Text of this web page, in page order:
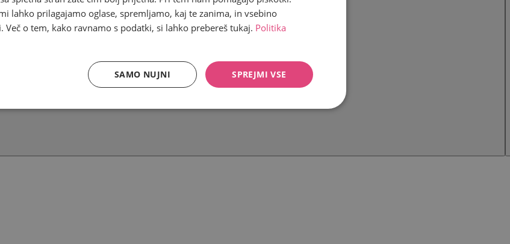
lahko prilagajamo oglase, spremljamo, kaj te zanima, in vsebino
Več o tem, kako ravnamo s podatki, si lahko prebereš tukaj. Politika
SPREJMI VSE
SAMO NUJNI